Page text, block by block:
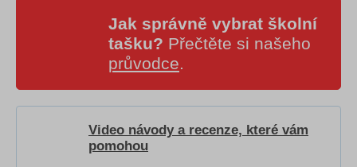
Jak správně vybrat školní
tašku? Přečtěte si našeho
průvodce.
Video návody a recenze, které vám
pomohou